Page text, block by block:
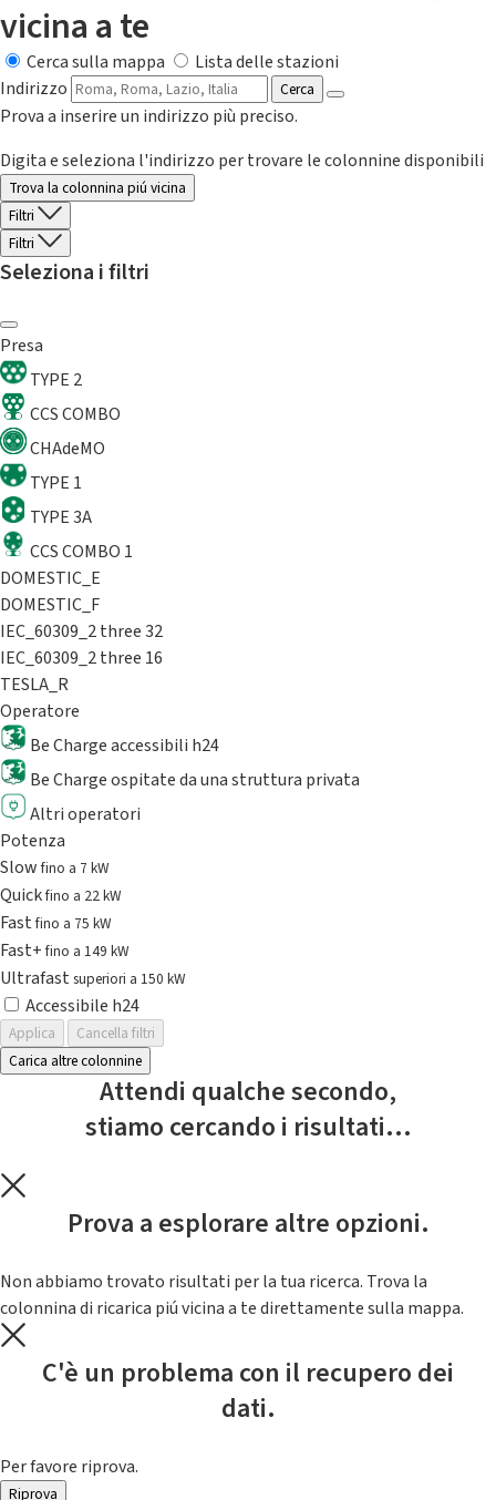
vicina a te
Cerca sulla mappa
Lista delle stazioni
Indirizzo
Cerca
Prova a inserire un indirizzo più preciso.
Digita e seleziona l'indirizzo per trovare le colonnine disponibili
Trova la colonnina piú vicina
Filtri
Filtri
Seleziona i filtri
Presa
TYPE 2
CCS COMBO
CHAdeMO
TYPE 1
TYPE 3A
CCS COMBO 1
DOMESTIC_E
DOMESTIC_F
IEC_60309_2 three 32
IEC_60309_2 three 16
TESLA_R
Operatore
Be Charge accessibili h24
Be Charge ospitate da una struttura privata
Altri operatori
Potenza
Slowfino a 7 kW
Quickfino a 22 kW
Fastfino a 75 kW
Fast+fino a 149 kW
Ultrafast superiori a 150 kW
Accessibile h24
Applica
Cancella filtri
Carica altre colonnine
Attendi qualche secondo,
stiamo cercando i risultati...
Prova a esplorare altre opzioni.
Non abbiamo trovato risultati per la tua ricerca. Trova la
colonnina di ricarica piú vicina a te direttamente sulla mappa.
C'è un problema con il recupero dei
dati.
Per favore riprova.
Riprova